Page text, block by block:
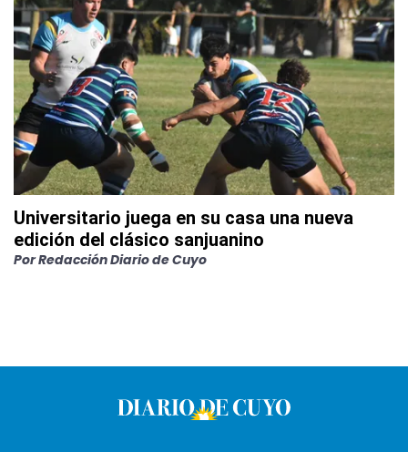
Universitario juega en su casa una nueva
edición del clásico sanjuanino
PorRedacción Diario de Cuyo